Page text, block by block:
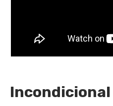
Incondicional